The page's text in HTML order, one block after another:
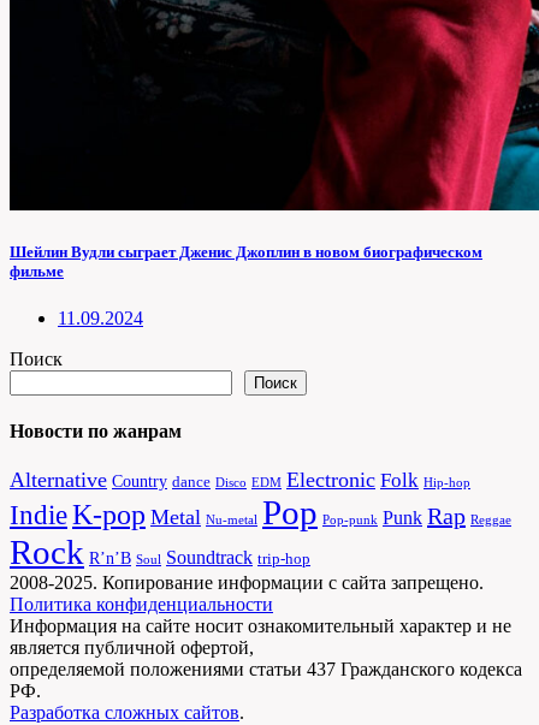
Шейлин Вудли сыграет Дженис Джоплин в новом биографическом
фильме
11.09.2024
Поиск
Поиск
Новости по жанрам
Alternative Country dance Disco EDM Electronic Folk Hip-hop
IndieK-pop Metal Nu-metal Pop Pop-punk Punk Rap Reggae
Rock R’n’B Soul Soundtrack trip-hop
2008-2025. Копирование информации с сайта запрещено.
Политика конфиденциальности
Информация на сайте носит ознакомительный характер и не
является публичной офертой,
определяемой положениями статьи 437 Гражданского кодекса
РФ.
Разработка сложных сайтов.